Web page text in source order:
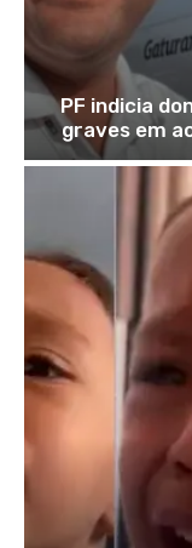
PF indicia
graves em